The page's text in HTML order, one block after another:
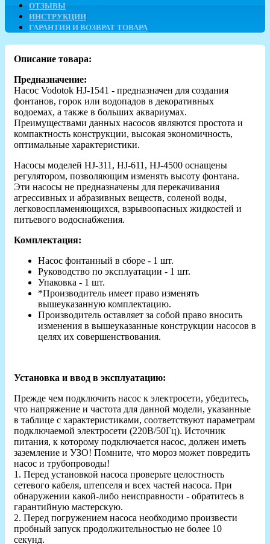
ОТЗЫВЫ
ИНСТРУКЦИИ
ГАРАНТИЯ И ВОЗВРАТ ТОВАРА
Описание товара:
Предназначение:
Насос Vodotok HJ-1541 - предназначен для создания
фонтанов, горок или водопадов в декоративных
водоемах, а также в больших аквариумах.
Преимуществами данных насосов являются простота и
компактность конструкции, высокая экономичность,
оптимальные характеристики.
Насосы моделей HJ-311, HJ-611, HJ-4500 оснащены
регулятором, позволяющим изменять высоту фонтана.
Эти насосы не предназначены для перекачивания
агрессивных и абразивных веществ, соленой воды,
легковоспламеняющихся, взрывоопасных жидкостей и
питьевого водоснабжения.
Комплектация:
Насос фонтанный в сборе - 1 шт.
Руководство по эксплуатации - 1 шт.
Упаковка - 1 шт.
*Производитель имеет право изменять
вышеуказанную комплектацию.
Производитель оставляет за собой право вносить
изменения в вышеуказанные конструкции насосов в
целях их совершенствования.
Установка и ввод в эксплуатацию:
Прежде чем подключить насос к электросети, убедитесь,
что напряжение и частота для данной модели, указанные
в таблице с характеристиками, соответствуют параметрам
подключаемой электросети (220В/50Гц). Источник
питания, к которому подключается насос, должен иметь
заземление и УЗО! Помните, что мороз может повредить
насос и трубопроводы!
1. Перед установкой насоса проверьте целостность
сетевого кабеля, штепселя и всех частей насоса. При
обнаружении какой-либо неисправности - обратитесь в
гарантийную мастерскую.
2. Перед погружением насоса необходимо произвести
пробный запуск продолжительностью не более 10
секунд.